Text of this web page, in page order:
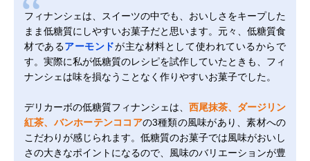
フィナンシェは、スイーツの中でも、おいしさをキープした
まま低糖質にしやすいお菓子だと思います。元々、低糖質食
材であるアーモンドが主な材料として使われているからで
す。実際に私が低糖質のレシピを試作していたときも、フィ
ナンシェは味を損なうことなく作りやすいお菓子でした。
デリカーボの低糖質フィナンシェは、 西尾抹茶、ダージリン
紅茶、バンホーテンココアの3種類の風味があり、素材への
こだわりが感じられます。低糖質のお菓子では風味がおいし
さの大きなポイントになるので、風味のバリエーションが豊